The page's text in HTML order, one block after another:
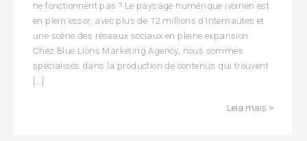
ne fonctionnent pas ? Le paysage numérique ivoirien est
en plein essor, avec plus de 12 millions d’internautes et
une scène des réseaux sociaux en pleine expansion.
Chez Blue Lions Marketing Agency, nous sommes
spécialisés dans la production de contenus qui trouvent
[…]
Leia mais >